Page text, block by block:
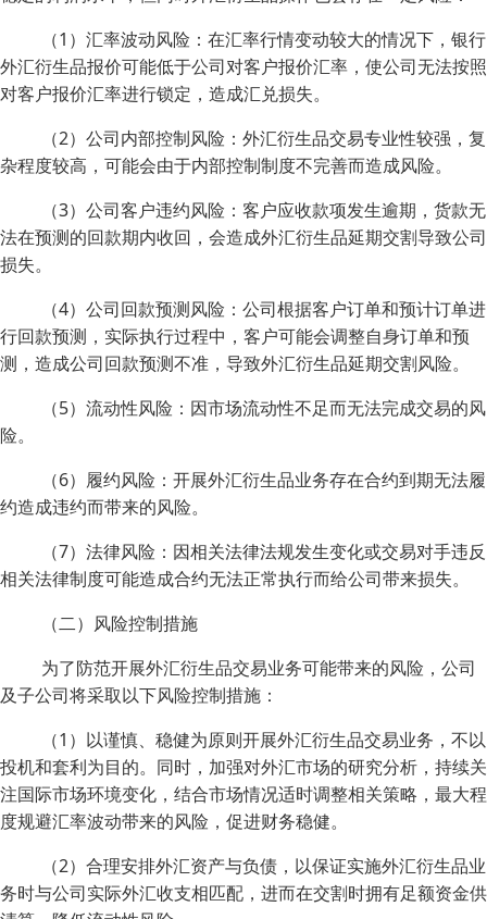
（1）汇率波动风险：在汇率行情变动较大的情况下，银行
外汇衍生品报价可能低于公司对客户报价汇率，使公司无法按照
对客户报价汇率进行锁定，造成汇兑损失。
（2）公司内部控制风险：外汇衍生品交易专业性较强，复
杂程度较高，可能会由于内部控制制度不完善而造成风险。
（3）公司客户违约风险：客户应收款项发生逾期，货款无
法在预测的回款期内收回，会造成外汇衍生品延期交割导致公司
损失。
（4）公司回款预测风险：公司根据客户订单和预计订单进
行回款预测，实际执行过程中，客户可能会调整自身订单和预
测，造成公司回款预测不准，导致外汇衍生品延期交割风险。
（5）流动性风险：因市场流动性不足而无法完成交易的风
险。
（6）履约风险：开展外汇衍生品业务存在合约到期无法履
约造成违约而带来的风险。
（7）法律风险：因相关法律法规发生变化或交易对手违反
相关法律制度可能造成合约无法正常执行而给公司带来损失。
（二）风险控制措施
为了防范开展外汇衍生品交易业务可能带来的风险，公司
及子公司将采取以下风险控制措施：
（1）以谨慎、稳健为原则开展外汇衍生品交易业务，不以
投机和套利为目的。同时，加强对外汇市场的研究分析，持续关
注国际市场环境变化，结合市场情况适时调整相关策略，最大程
度规避汇率波动带来的风险，促进财务稳健。
（2）合理安排外汇资产与负债，以保证实施外汇衍生品业
务时与公司实际外汇收支相匹配，进而在交割时拥有足额资金供